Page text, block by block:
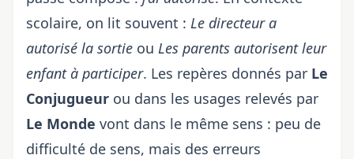
scolaire, on lit souvent : Le directeur a
autorisé la sortie ou Les parents autorisent leur
enfant à participer. Les repères donnés par Le
Conjugueur ou dans les usages relevés par
Le Monde vont dans le même sens : peu de
difficulté de sens, mais des erreurs